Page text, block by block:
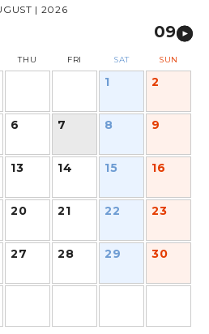
| 2026
09
THU FRI SAT SUN
1 2
6 7 8 9
13 14 15 16
20 21 22 23
27 28 29 30